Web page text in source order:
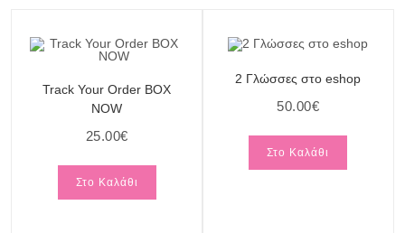
Track Your Order BOX
NOW
25.00€
Στο Καλάθι
2 Γλώσσες στο eshop
50.00€
Στο Καλάθι